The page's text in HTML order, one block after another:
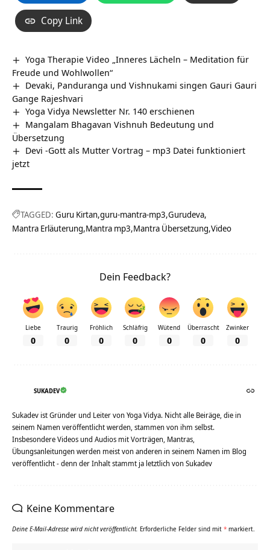
Copy Link
Yoga Therapie Video „Inneres Lächeln – Meditation für
Freude und Wohlwollen“
Devaki, Panduranga und Vishnukami singen Gauri Gauri
Gange Rajeshvari
Yoga Vidya Newsletter Nr. 140 erschienen
Mangalam Bhagavan Vishnuh Bedeutung und
Übersetzung
Devi -Gott als Mutter Vortrag – mp3 Datei funktioniert
jetzt
TAGGED: Guru Kirtan guru-mantra-mp3 Gurudeva
Mantra Erläuterung Mantra mp3 Mantra Übersetzung Video
Dein Feedback?
Liebe
0
Traurig
0
Fröhlich
0
Schläfrig
0
Wütend
0
Überrascht
0
Zwinker
0
SUKADEV
Sukadev ist Gründer und Leiter von Yoga Vidya. Nicht alle Beiräge, die in
seinem Namen veröffentlicht werden, stammen von ihm selbst.
Insbesondere Videos und Audios mit Vorträgen, Mantras,
Übungsanleitungen werden meist von anderen in seinem Namen im Blog
veröffentlicht - denn der Inhalt stammt ja letztlich von Sukadev
Keine Kommentare
Deine E-Mail-Adresse wird nicht veröffentlicht. Erforderliche Felder sind mit * markiert.